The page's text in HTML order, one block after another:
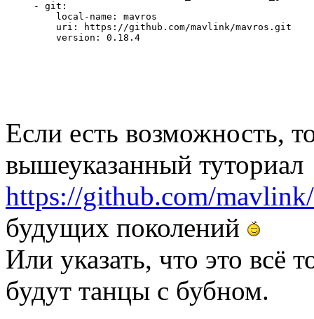
- git:
local-name: mavros
uri: https://github.com/mavlink/mavros.git
version: 0.18.4
Если есть возможность,
вышеуказанный туториал
https://github.com/
будущих поколений
Или указать, что это всё
будут танцы с бубном.